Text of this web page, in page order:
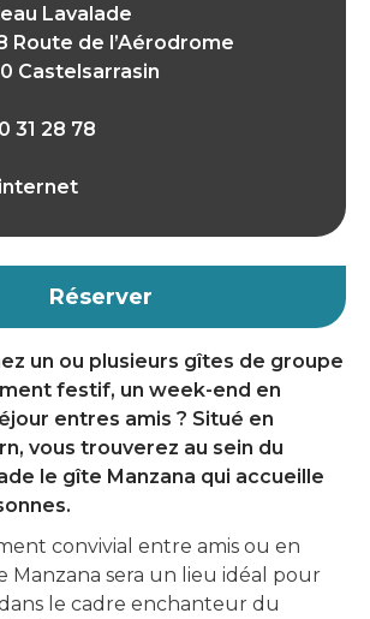
un ou plusieurs gîtes de groupe
festif, un week-end en
entres amis ? Situé en
vous trouverez au sein du
le gîte Manzana qui accueille
convivial entre amis ou en
Manzana sera un lieu idéal pour
le cadre enchanteur du
Lavalade
Route de l’Aérodrome
Castelsarrasin
31 28 78
Réserver